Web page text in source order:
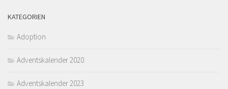
KATEGORIEN
Adoption
Adventskalender 2020
Adventskalender 2023